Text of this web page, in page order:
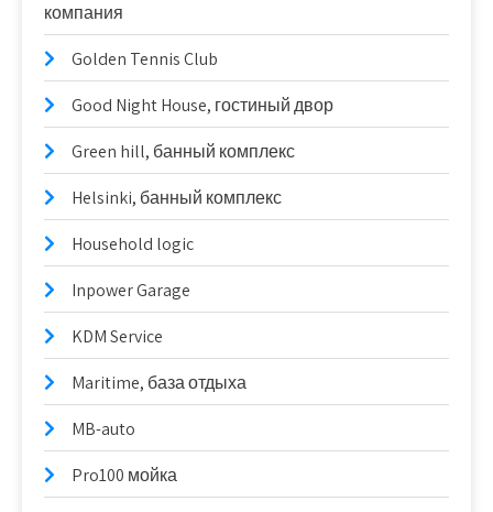
компания
Golden Tennis Club
Good Night House, гостиный двор
Green hill, банный комплекс
Helsinki, банный комплекс
Household logic
Inpower Garage
KDM Service
Maritime, база отдыха
MB-auto
Pro100 мойка